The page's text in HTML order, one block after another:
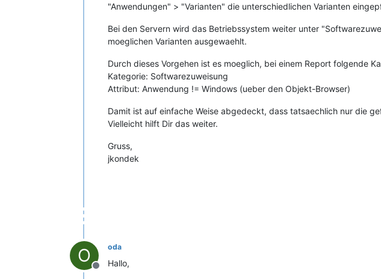
"Anwendungen" > "Varianten" die unterschiedlichen Varianten
Bei den Servern wird das Betriebssystem weiter unter
moeglichen Varianten ausgewaehlt.
Durch dieses Vorgehen ist es moeglich, bei einem Report folgende
Kategorie: Softwarezuweisung
Attribut: Anwendung != Windows (ueber den Objekt-Browser)
Damit ist auf einfache Weise abgedeckt, dass tatsaechlich nur die
Vielleicht hilft Dir das weiter.
Gruss,
jkondek
O
Offline
oda
Hallo,